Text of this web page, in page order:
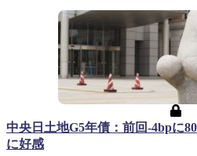
中央日土地G5年債：前回-4bpに
に好感